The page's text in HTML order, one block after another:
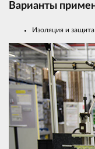
Варианты
Изоляция и